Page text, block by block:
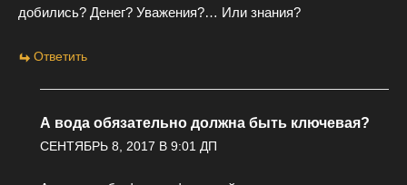
добились? Денег? Уважения?… Или знания?
Ответить
А вода обязательно должна быть ключевая?
СЕНТЯБРЬ 8, 2017 В 9:01 ДП